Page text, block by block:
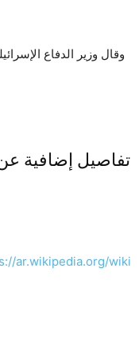
وقال وزير الدفاع
تفاصيل إضافية عن